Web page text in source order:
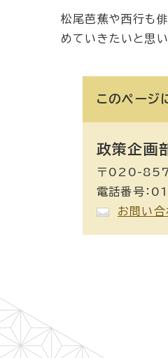
松尾芭蕉や西行も
めていきたいと思い
このページ
政策企画
〒020-
電話番号
お問い合